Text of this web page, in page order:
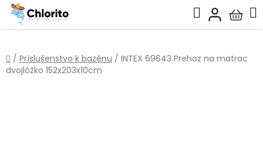
Prejsť
obsah
Hľadať
košík
Domov
/ Príslušenstvo k bazénu / INTEX 69643 Prehoz na matrac
dvojlôžko 152x203x10cm